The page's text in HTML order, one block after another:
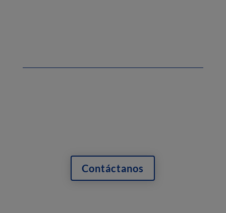
Contáctanos